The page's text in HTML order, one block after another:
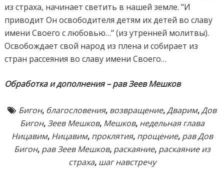
из страха, начинает светить в нашей земле. "И
приводит Он освободителя детям их детей во славу
имени Своего с любовью…" (из утренней молитвы).
Освобождает свой народ из плена и собирает из
стран рассеяния во славу имени Своего…
Обработка и дополнения – рав Зеев Мешков
Бигон, благословения, возвращение,Дварим,Дов
Бигон, Зеев Мешков, Мешков, недельная глава
Ницавим, Ницавим, проклятия, прощение, рав Дов
Бигон, рав Зеев Мешков, раскаяние, раскаяние из
страха, шаг навстречу